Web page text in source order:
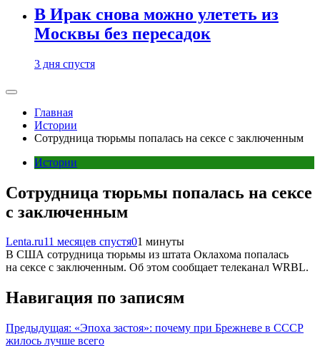
В Ирак снова можно улететь из
Москвы без пересадок
3 дня спустя
Главная
Истории
Сотрудница тюрьмы попалась на сексе с заключенным
Истории
Сотрудница тюрьмы попалась на сексе
с заключенным
Lenta.ru11 месяцев спустя01 минуты
В США сотрудница тюрьмы из штата Оклахома попалась
на сексе с заключенным. Об этом сообщает телеканал WRBL.
Навигация по записям
Предыдущая: «Эпоха застоя»: почему при Брежневе в СССР
жилось лучше всего